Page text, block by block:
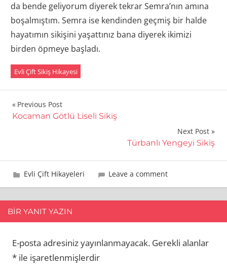
da bende geliyorum diyerek tekrar Semra’nın amına
boşalmıştım. Semra ise kendinden geçmiş bir halde
hayatımın sikişini yaşattınız bana diyerek ikimizi
birden öpmeye başladı.
Evli Çift Sikiş Hikayesi
Yazı
Previous Post
Kocaman Götlü Liseli Sikiş
Next Post
Türbanlı Yengeyi Sikiş
11 Eylül 2013
admin
Evli Çift Hikayeleri Leave a comment
BIR YANIT YAZIN
E-posta adresiniz yayınlanmayacak. Gerekli alanlar
* ile işaretlenmişlerdir